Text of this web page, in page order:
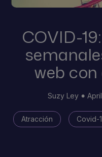
COVID-
web
Suzy Ley
Atracción Covid-